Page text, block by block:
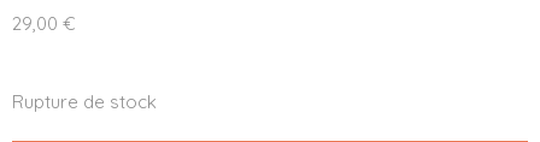
29,00 €
Rupture de stock